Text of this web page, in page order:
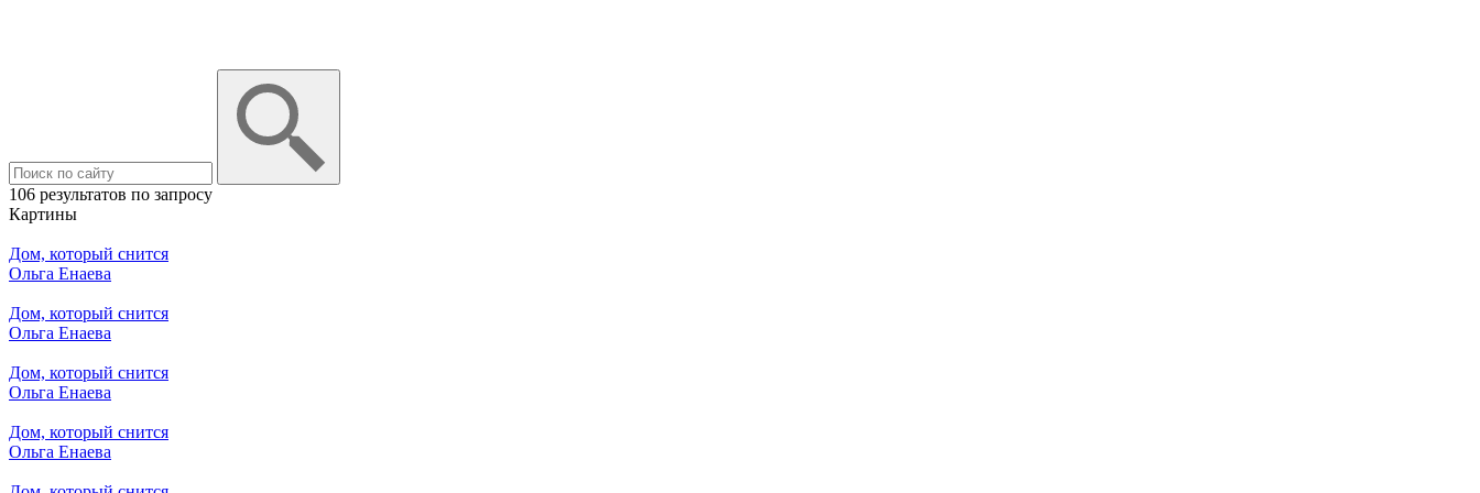
106 результатов по запросу
Картины
Дом, который снится
Ольга Енаева
Дом, который снится
Ольга Енаева
Дом, который снится
Ольга Енаева
Дом, который снится
Ольга Енаева